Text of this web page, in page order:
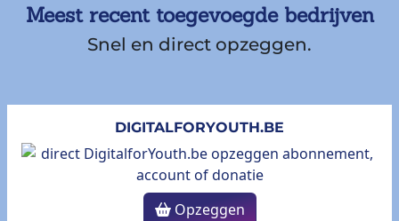
Meest recent toegevoegde bedrijven
Snel en direct opzeggen.
DIGITALFORYOUTH.BE
Opzeggen